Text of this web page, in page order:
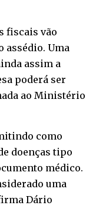
fiscais vão
assédio. Uma
assim a
poderá ser
ao Ministério
como
doenças tipo
médico.
uma
Dário